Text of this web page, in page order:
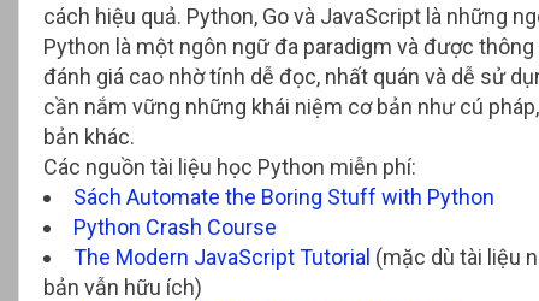
cách hiệu quả. Python, Go và JavaScript là những
Python là một ngôn ngữ đa paradigm và được
đánh giá cao nhờ tính dễ đọc, nhất quán và dễ sử
cần nắm vững những khái niệm cơ bản như cú
bản khác.
Các nguồn tài liệu học Python miễn phí:
Sách Automate the Boring Stuff with Python
Python Crash Course
The Modern JavaScript Tutorial (mặc dù tài liệu
bản vẫn hữu ích)